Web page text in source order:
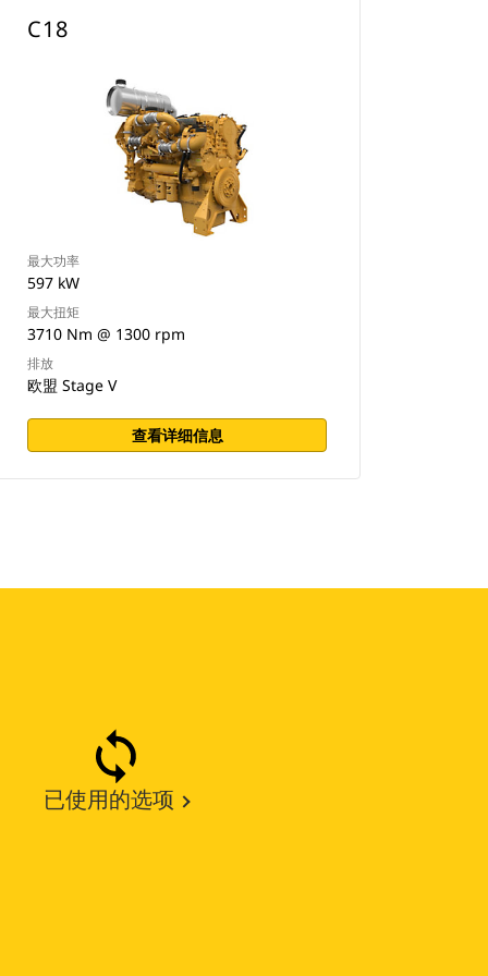
C18
最大功率
597 kW
最大扭矩
3710 Nm @ 1300 rpm
排放
欧盟 Stage V
查看详细信息
已使用的选项